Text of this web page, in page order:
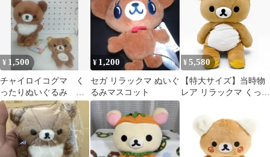
¥ 1,500
チャイロイコグマ く
ったりぬいぐるみ リ
ラックマ ポーチ
¥ 1,200
セガ リラックマ ぬいぐ
るみマスコット
¥ 5,580
【特大サイズ】当時物
レア リラックマ くった